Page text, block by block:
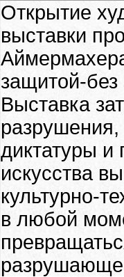
Открытие
выставки
защитой-
Выставка
диктатуры и
искусства
культурно-
в любой